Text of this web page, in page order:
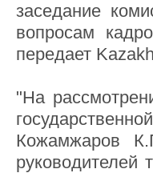
заседание
вопросам
передает
"На
Кожамжаров
руководителей